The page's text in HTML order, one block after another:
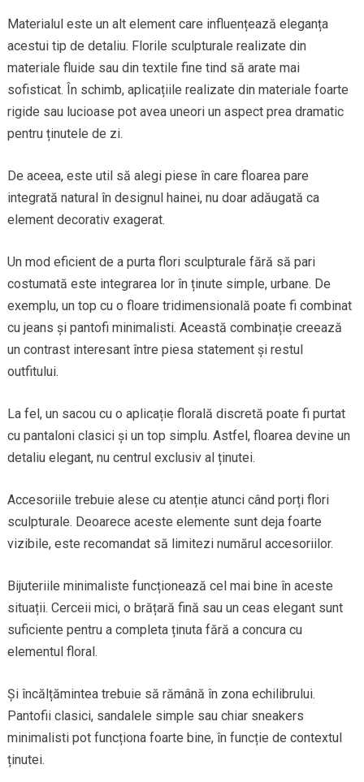
Materialul este un alt element care influențează eleganța
acestui tip de detaliu. Florile sculpturale realizate din
materiale fluide sau din textile fine tind să arate mai
sofisticat. În schimb, aplicațiile realizate din materiale foarte
rigide sau lucioase pot avea uneori un aspect prea dramatic
pentru ținutele de zi.
De aceea, este util să alegi piese în care floarea pare
integrată natural în designul hainei, nu doar adăugată ca
element decorativ exagerat.
Un mod eficient de a purta flori sculpturale fără să pari
costumată este integrarea lor în ținute simple, urbane. De
exemplu, un top cu o floare tridimensională poate fi combinat
cu jeans și pantofi minimalisti. Această combinație creează
un contrast interesant între piesa statement și restul
outfitului.
La fel, un sacou cu o aplicație florală discretă poate fi purtat
cu pantaloni clasici și un top simplu. Astfel, floarea devine un
detaliu elegant, nu centrul exclusiv al ținutei.
Accesoriile trebuie alese cu atenție atunci când porți flori
sculpturale. Deoarece aceste elemente sunt deja foarte
vizibile, este recomandat să limitezi numărul accesoriilor.
Bijuteriile minimaliste funcționează cel mai bine în aceste
situații. Cerceii mici, o brățară fină sau un ceas elegant sunt
suficiente pentru a completa ținuta fără a concura cu
elementul floral.
Și încălțămintea trebuie să rămână în zona echilibrului.
Pantofii clasici, sandalele simple sau chiar sneakers
minimalisti pot funcționa foarte bine, în funcție de contextul
ținutei.